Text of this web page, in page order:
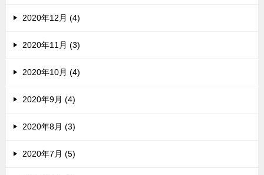
2020年12月 (4)
2020年11月 (3)
2020年10月 (4)
2020年9月 (4)
2020年8月 (3)
2020年7月 (5)